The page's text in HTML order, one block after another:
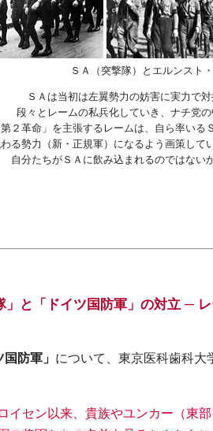
ＳＡ（突撃隊）とエルンスト
ＳＡは当初は左翼勢力の妨害に実力で
段々とレームの私兵化していき、ナチ党
第２革命」を主張するレームは、自ら率い
る勢力（新・正規軍）になるよう画策して
自分たちがＳＡに飲み込まれるのではない
」と「ドイツ国防軍」の対立 ─
国防軍」 について、東京医科歯科大
イセン以来、貴族やユンカー（東